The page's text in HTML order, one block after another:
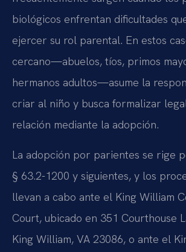
biológicos enfrentan dificultades
ejercer su rol parental. En estos
cercano—abuelos, tíos, primos
hermanos adultos—asume la
criar al niño y busca formalizar
relación mediante la adopción.
La adopción por parientes se rige
§ 63.2-1200 y siguientes, y los
llevan a cabo ante el King William
Court, ubicado en 351 Courthouse
King William, VA 23086, o ante el